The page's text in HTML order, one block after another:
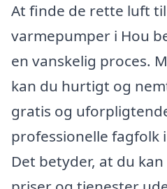
At finde de rette luft
varmepumper i Hou
en vanskelig proces.
kan du hurtigt og
gratis og
professionelle fagfolk
Det betyder, at du